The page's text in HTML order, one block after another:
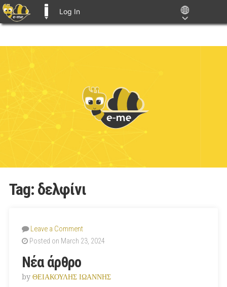
Log In
Tag: δελφίνι
Leave a Comment
Posted on March 23, 2024
Νέα άρθρο
by ΘΕΙΑΚΟΥΛΗΣ ΙΩΑΝΝΗΣ